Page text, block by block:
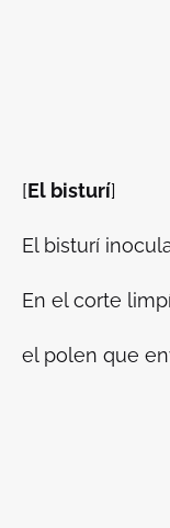
[El bisturí]
El bisturí
En el corte
el polen que